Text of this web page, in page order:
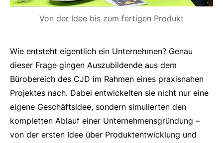
Von der Idee bis zum fertigen Produkt
Wie entsteht eigentlich ein Unternehmen? Genau
dieser Frage gingen Auszubildende aus dem
Bürobereich des CJD im Rahmen eines praxisnahen
Projektes nach. Dabei entwickelten sie nicht nur eine
eigene Geschäftsidee, sondern simulierten den
kompletten Ablauf einer Unternehmensgründung –
von der ersten Idee über Produktentwicklung und